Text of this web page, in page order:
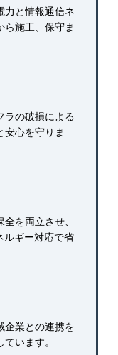
力と情報通信ネ
ら施工、保守ま
ラの破損による
安心を守りま
を両立させ、
ルギー対応で省
企業との連携を
います。